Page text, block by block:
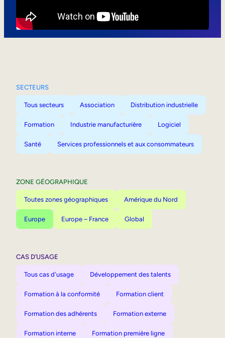
SECTEURS
Tous secteurs Association Distribution industrielle
Formation Industrie manufacturière Logiciel
Santé Services professionnels et aux consommateurs
ZONE GÉOGRAPHIQUE
Toutes zones géographiques Amérique du Nord
Europe Europe – France Global
CAS D’USAGE
Tous cas d'usage Développement des talents
Formation à la conformité Formation client
Formation des adhérents Formation externe
Formation interne Formation première ligne